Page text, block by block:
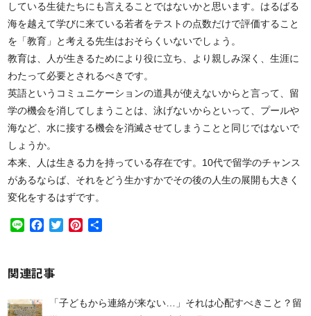
している生徒たちにも言えることではないかと思います。はるばる
海を越えて学びに来ている若者をテストの点数だけで評価すること
を「教育」と考える先生はおそらくいないでしょう。
教育は、人が生きるためにより役に立ち、より親しみ深く、生涯に
わたって必要とされるべきです。
英語というコミュニケーションの道具が使えないからと言って、留
学の機会を消してしまうことは、泳げないからといって、プールや
海など、水に接する機会を消滅させてしまうことと同じではないで
しょうか。
本来、人は生きる力を持っている存在です。10代で留学のチャンス
があるならば、それをどう生かすかでその後の人生の展開も大きく
変化をするはずです。
Line Facebook
TwitterPinterest
関連記事
「子どもから連絡が来ない…」それは心配すべきこと？留